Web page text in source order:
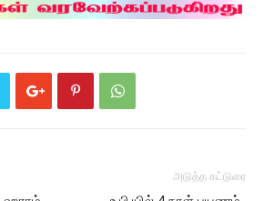
அடுத்த கட்டுரை